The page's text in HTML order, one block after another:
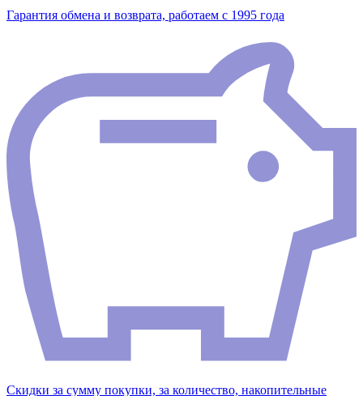
Гарантия обмена и возврата, работаем с 1995 года
Скидки за сумму покупки, за количество, накопительные